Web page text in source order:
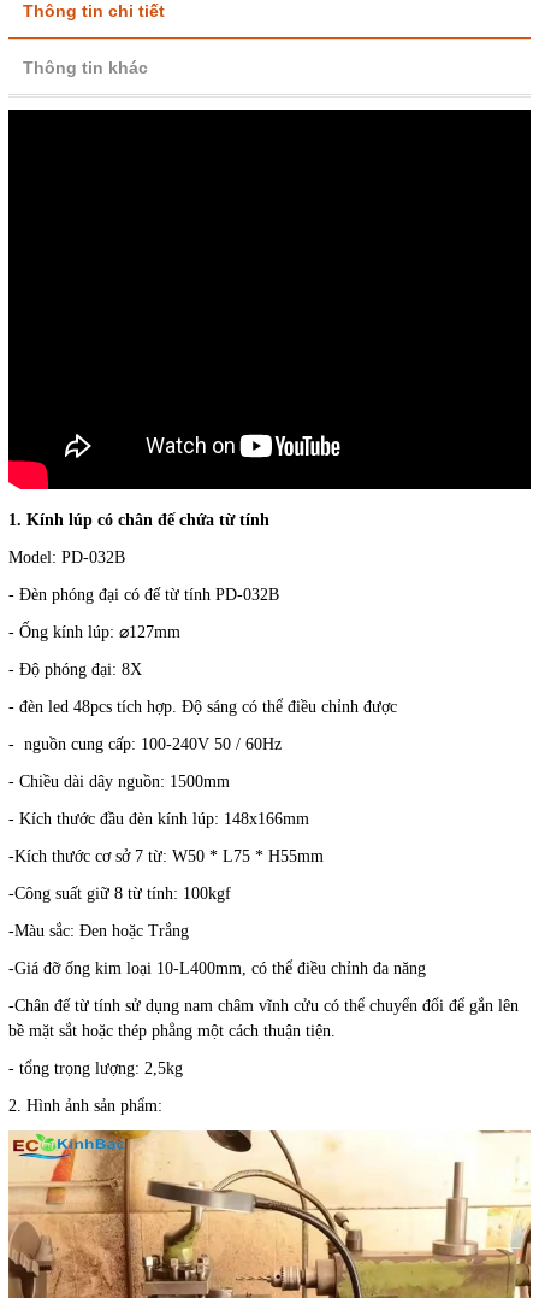
Thông tin chi tiết
Thông tin khác
1. Kính lúp có chân đế chứa từ tính
Model: PD-032B
- Đèn phóng đại có đế từ tính PD-032B
- Ống kính lúp: ⌀127mm
- Độ phóng đại: 8X
- đèn led 48pcs tích hợp. Độ sáng có thể điều chỉnh được
- nguồn cung cấp: 100-240V 50 / 60Hz
- Chiều dài dây nguồn: 1500mm
- Kích thước đầu đèn kính lúp: 148x166mm
-Kích thước cơ sở 7 từ: W50 * L75 * H55mm
-Công suất giữ 8 từ tính: 100kgf
-Màu sắc: Đen hoặc Trắng
-Giá đỡ ống kim loại 10-L400mm, có thể điều chỉnh đa năng
-Chân đế từ tính sử dụng nam châm vĩnh cửu có thể chuyển đổi để gắn lên
bề mặt sắt hoặc thép phẳng một cách thuận tiện.
- tổng trọng lượng: 2,5kg
2. Hình ảnh sản phẩm: